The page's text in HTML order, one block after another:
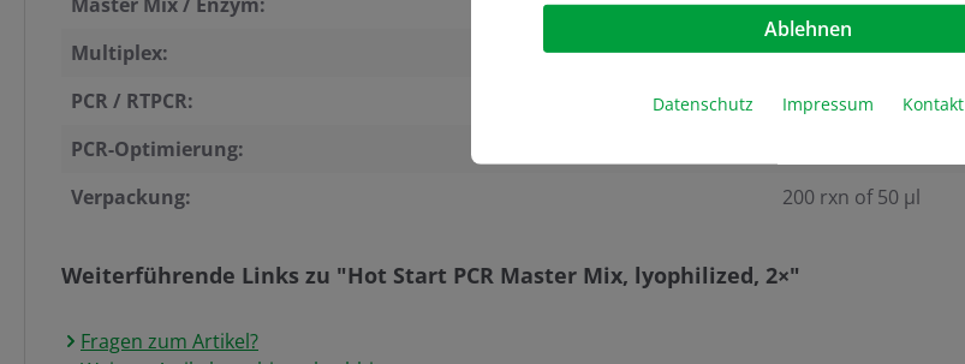
Multiplex:
nein
PCR / RTPCR:
PCR
PCR-Optimierung:
Verpackung:
200 rxn of 50 µl
Weiterführende Links zu "Hot Start PCR Master Mix, lyophilized, 2×"
Fragen zum Artikel?
Ablehnen
Datenschutz Impressum Kontakt